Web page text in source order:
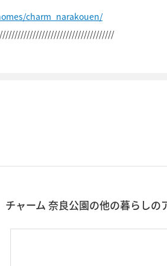
charm_narakouen/
チャーム 奈良公園の他の暮らしの